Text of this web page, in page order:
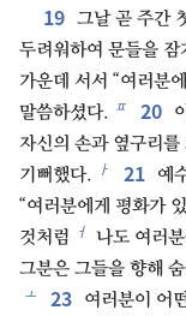
19 그날 곧 주간
두려워하여 문들을
가운데 서서 “여러분
말씀하셨다. ㅍ 20
자신의 손과 옆구리를
기뻐했다. ㅏ 21
예
“여러분에게 평화가
것처럼 ㅓ 나도 여러
그분은 그들을 향해
ㅗ 23
여러분이 어